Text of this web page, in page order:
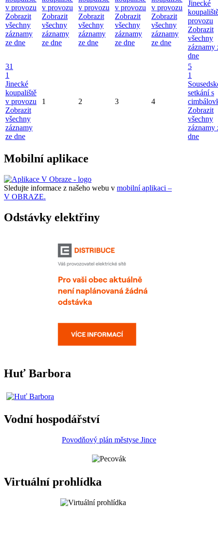
v provozu
Zobrazit
všechny
záznamy
ze dne
v provozu
Zobrazit
všechny
záznamy
ze dne
v provozu
Zobrazit
všechny
záznamy
ze dne
v provozu
Zobrazit
všechny
záznamy
ze dne
v provozu
Zobrazit
všechny
záznamy
ze dne
Jinecké
provozu
Zobrazit
všechny
záznamy
dne
31
1
Jinecké
koupaliště
v provozu
Zobrazit
všechny
záznamy
ze dne
1 2 3 4
5
1
setkání s
Zobrazit
všechny
záznamy
dne
Mobilní aplikace
Sledujte informace z našeho webu v mobilní aplikaci –
V OBRAZE.
Odstávky elektřiny
Huť Barbora
Vodní hospodářství
Povodňový plán městyse Jince
Virtuální prohlídka